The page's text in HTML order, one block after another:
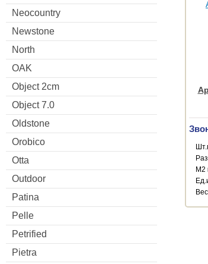
Neocountry
Newstone
North
OAK
Object 2cm
Object 7.0
Oldstone
Orobico
Otta
Outdoor
Patina
Pelle
Petrified
Pietra
М2